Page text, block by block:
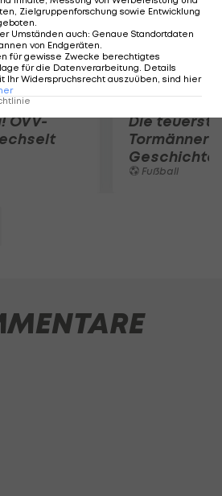
ÖVV-
Die
Tormänner
Geschichte
Fußball
Zielgruppenforschung sowie Entwicklung
.
Umständen auch: Genaue Standortdaten
von Endgeräten.
für gewisse Zwecke berechtigtes
für die Datenverarbeitung. Details
Ihr Widerspruchsrecht auszuüben, sind hier